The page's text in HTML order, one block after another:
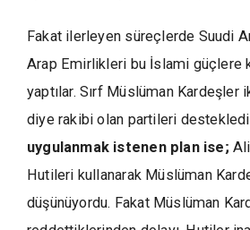
Fakat ilerleyen süreçlerde Suudi
Arap Emirlikleri bu İslami güçlere
yaptılar. Sırf Müslüman
diye rakibi olan partileri
uygulanmak istenen plan ise;
Hutileri kullanarak Müslüman
düşünüyordu. Fakat Müslüman